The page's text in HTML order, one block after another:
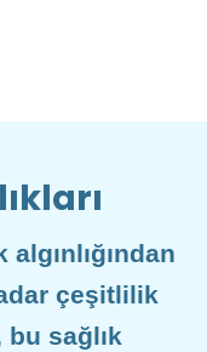
çeşitlilik
sağlık